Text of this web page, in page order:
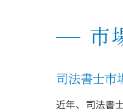
市
司法書士市
近年、司法書